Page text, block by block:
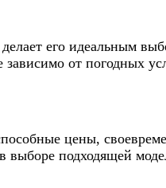
его идеальным
зависимо от погодных
цены,
подходящей